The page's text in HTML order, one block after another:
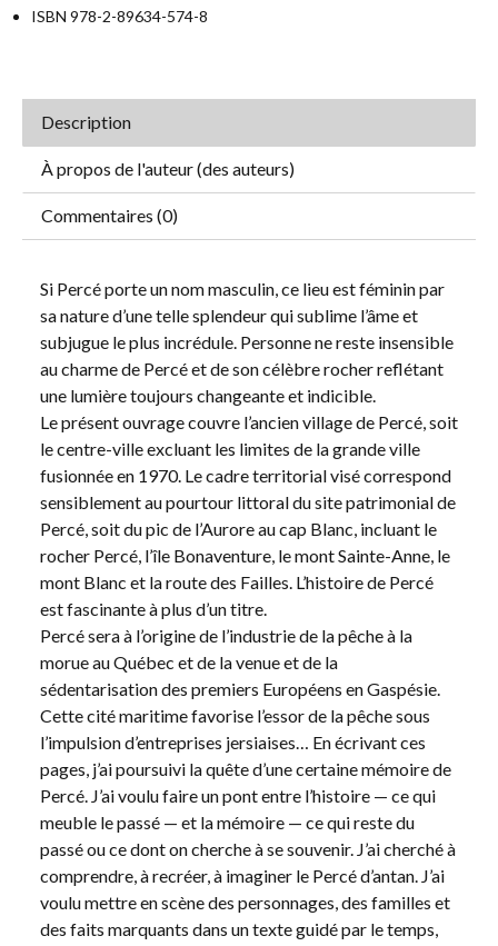
ISBN 978-2-89634-574-8
Description
À propos de l'auteur (des auteurs)
Commentaires (0)
Si Percé porte un nom masculin, ce lieu est féminin par
sa nature d’une telle splendeur qui sublime l’âme et
subjugue le plus incrédule. Personne ne reste insensible
au charme de Percé et de son célèbre rocher reflétant
une lumière toujours changeante et indicible.
Le présent ouvrage couvre l’ancien village de Percé, soit
le centre-ville excluant les limites de la grande ville
fusionnée en 1970. Le cadre territorial visé correspond
sensiblement au pourtour littoral du site patrimonial de
Percé, soit du pic de l’Aurore au cap Blanc, incluant le
rocher Percé, l’île Bonaventure, le mont Sainte-Anne, le
mont Blanc et la route des Failles. L’histoire de Percé
est fascinante à plus d’un titre.
Percé sera à l’origine de l’industrie de la pêche à la
morue au Québec et de la venue et de la
sédentarisation des premiers Européens en Gaspésie.
Cette cité maritime favorise l’essor de la pêche sous
l’impulsion d’entreprises jersiaises… En écrivant ces
pages, j’ai poursuivi la quête d’une certaine mémoire de
Percé. J’ai voulu faire un pont entre l’histoire — ce qui
meuble le passé — et la mémoire — ce qui reste du
passé ou ce dont on cherche à se souvenir. J’ai cherché à
comprendre, à recréer, à imaginer le Percé d’antan. J’ai
voulu mettre en scène des personnages, des familles et
des faits marquants dans un texte guidé par le temps,